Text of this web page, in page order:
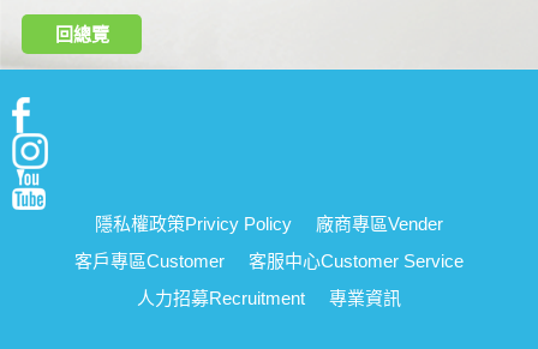
回總覽
隱私權政策Privicy Policy 廠商專區Vender
客戶專區Customer 客服中心Customer Service
人力招募Recruitment 專業資訊